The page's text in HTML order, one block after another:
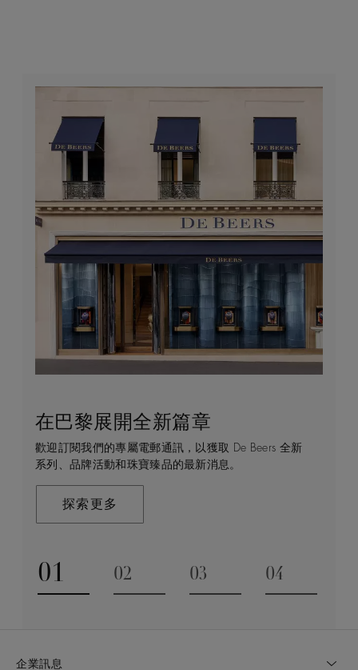
在巴黎展開全新篇章
歡迎訂閱我們的專屬電郵通訊，以獲取 De Beers 全新
系列、品牌活動和珠寶臻品的最新消息。
探索更多
守護永恒
De Beers 在全球珠寶領域獨樹一幟，因為我們是唯一
與鑽石原產地有直接連結的奢華珠寶品牌。
探索更多
顧客服務
無論您是透過線上購物或造訪實體精品店，我們始終致
力於為您提供個人化的購物體驗。預約於店內或線上進
瞭解更多
De Beers 的世界
De Beers 成立於倫敦，靈感來自非洲的自然，是奢華
鑽石珠寶的巔峰。我們的創意和工藝將鑽石轉化為永恆
探索更多
01
Go to slide 1
02
03
04
企業訊息